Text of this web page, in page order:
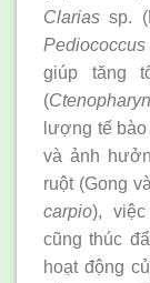
Clarias sp.
giúp tăng
(
lượng tế
và ảnh
ruột (Gong
carpio),
cũng thúc
hoạt động